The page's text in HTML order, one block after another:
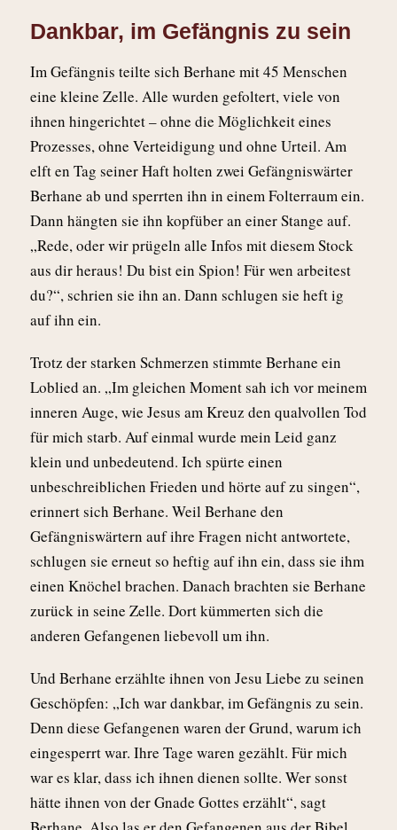
Dankbar, im Gefängnis zu sein
Im Gefängnis teilte sich Berhane mit 45 Menschen
eine kleine Zelle. Alle wurden gefoltert, viele von
ihnen hingerichtet – ohne die Möglichkeit eines
Prozesses, ohne Verteidigung und ohne Urteil. Am
elft en Tag seiner Haft holten zwei Gefängniswärter
Berhane ab und sperrten ihn in einem Folterraum ein.
Dann hängten sie ihn kopfüber an einer Stange auf.
„Rede, oder wir prügeln alle Infos mit diesem Stock
aus dir heraus! Du bist ein Spion! Für wen arbeitest
du?“, schrien sie ihn an. Dann schlugen sie heft ig
auf ihn ein.
Trotz der starken Schmerzen stimmte Berhane ein
Loblied an. „Im gleichen Moment sah ich vor meinem
inneren Auge, wie Jesus am Kreuz den qualvollen Tod
für mich starb. Auf einmal wurde mein Leid ganz
klein und unbedeutend. Ich spürte einen
unbeschreiblichen Frieden und hörte auf zu singen“,
erinnert sich Berhane. Weil Berhane den
Gefängniswärtern auf ihre Fragen nicht antwortete,
schlugen sie erneut so heftig auf ihn ein, dass sie ihm
einen Knöchel brachen. Danach brachten sie Berhane
zurück in seine Zelle. Dort kümmerten sich die
anderen Gefangenen liebevoll um ihn.
Und Berhane erzählte ihnen von Jesu Liebe zu seinen
Geschöpfen: „Ich war dankbar, im Gefängnis zu sein.
Denn diese Gefangenen waren der Grund, warum ich
eingesperrt war. Ihre Tage waren gezählt. Für mich
war es klar, dass ich ihnen dienen sollte. Wer sonst
hätte ihnen von der Gnade Gottes erzählt“, sagt